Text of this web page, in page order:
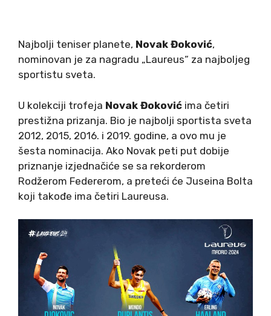
Najbolji teniser planete, Novak Đoković,
nominovan je za nagradu „Laureus“ za najboljeg
sportistu sveta.
U kolekciji trofeja Novak Đoković ima četiri
prestižna prizanja. Bio je najbolji sportista sveta
2012, 2015, 2016. i 2019. godine, a ovo mu je
šesta nominacija. Ako Novak peti put dobije
priznanje izjednačiće se sa rekorderom
Rodžerom Federerom, a preteći će Juseina Bolta
koji takođe ima četiri Laureusa.